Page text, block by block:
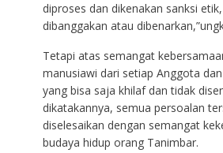
diproses dan dikenakan sanksi
dibanggakan atau
Tetapi atas semangat
manusiawi dari setiap Anggota
yang bisa saja khilaf dan tidak
dikatakannya, semua persoalan
diselesaikan dengan semangat
budaya hidup orang Tanimbar.